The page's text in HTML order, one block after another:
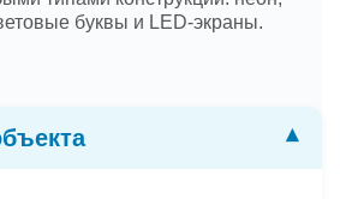
буквы и LED-экраны.
▾